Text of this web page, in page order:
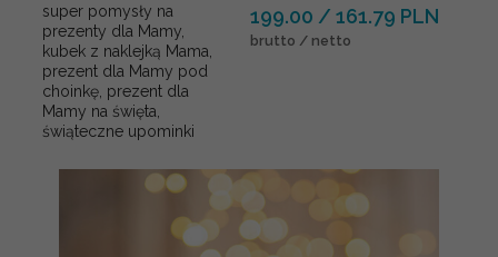
super pomysły na
prezenty dla Mamy,
kubek z naklejką Mama,
prezent dla Mamy pod
choinkę, prezent dla
Mamy na święta,
świąteczne upominki
199.00 / 161.79 PLN
brutto / netto